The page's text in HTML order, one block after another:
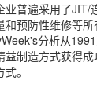
普遍采用了JIT/
预防性维修等
分析从
制造方式获得
。